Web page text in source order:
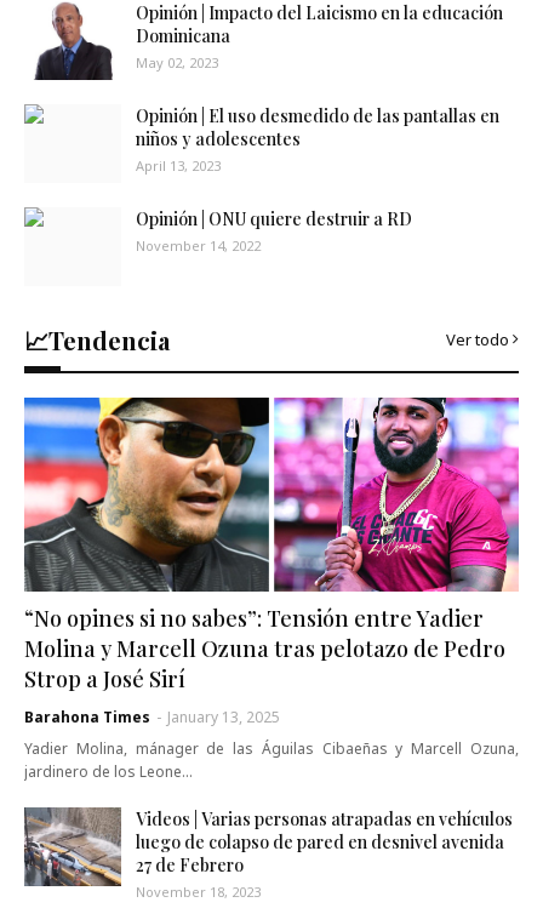
Opinión | Impacto del Laicismo en la educación
Dominicana
May 02, 2023
Opinión | El uso desmedido de las pantallas en
niños y adolescentes
April 13, 2023
Opinión | ONU quiere destruir a RD
November 14, 2022
📈Tendencia Ver todo
“No opines si no sabes”: Tensión entre Yadier
Molina y Marcell Ozuna tras pelotazo de Pedro
Strop a José Sirí
Barahona Times - January 13, 2025
Yadier Molina, mánager de las Águilas Cibaeñas y Marcell Ozuna,
jardinero de los Leone…
Videos | Varias personas atrapadas en vehículos
luego de colapso de pared en desnivel avenida
27 de Febrero
November 18, 2023